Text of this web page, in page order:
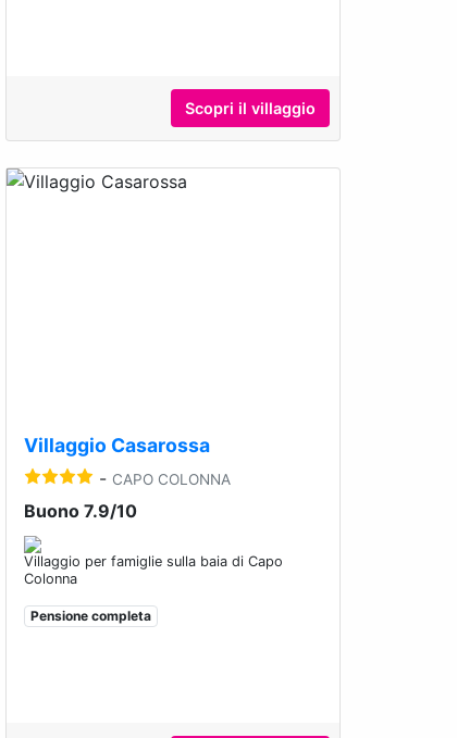
Scopri il villaggio
Villaggio Casarossa
- CAPO COLONNA
Buono 7.9/10
Villaggio per famiglie sulla baia di Capo
Colonna
Pensione completa